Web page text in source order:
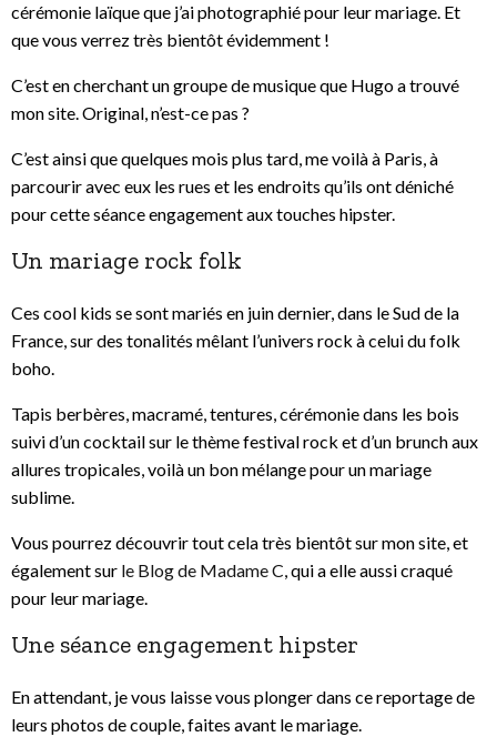
cérémonie laïque que j’ai photographié pour leur mariage. Et
que vous verrez très bientôt évidemment !
C’est en cherchant un groupe de musique que Hugo a trouvé
mon site. Original, n’est-ce pas ?
C’est ainsi que quelques mois plus tard, me voilà à Paris, à
parcourir avec eux les rues et les endroits qu’ils ont déniché
pour cette séance engagement aux touches hipster.
Un mariage rock folk
Ces cool kids se sont mariés en juin dernier, dans le Sud de la
France, sur des tonalités mêlant l’univers rock à celui du folk
boho.
Tapis berbères, macramé, tentures, cérémonie dans les bois
suivi d’un cocktail sur le thème festival rock et d’un brunch aux
allures tropicales, voilà un bon mélange pour un mariage
sublime.
Vous pourrez découvrir tout cela très bientôt sur mon site, et
également sur le Blog de Madame C, qui a elle aussi craqué
pour leur mariage.
Une séance engagement hipster
En attendant, je vous laisse vous plonger dans ce reportage de
leurs photos de couple, faites avant le mariage.